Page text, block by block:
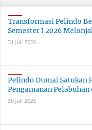
Transformasi Pelindo
Semester I 2026
31 Juli 2026
Pelindo Dumai Satukan
Pengamanan
30 Juli 2026